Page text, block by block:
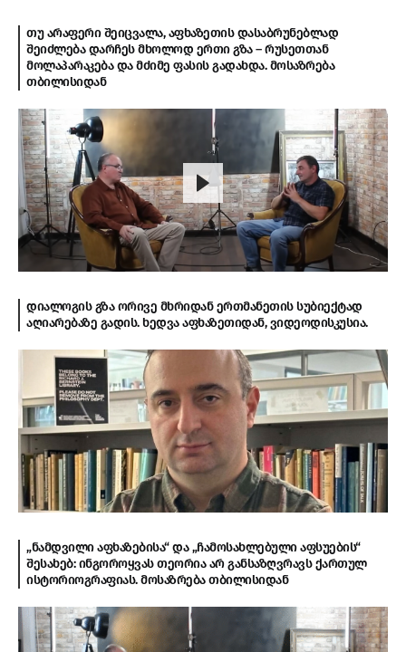
თუ არაფერი შეიცვალა, აფხაზეთის დასაბრუნებლად
შეიძლება დარჩეს მხოლოდ ერთი გზა – რუსეთთან
მოლაპარაკება და მძიმე ფასის გადახდა. მოსაზრება
თბილისიდან
დიალოგის გზა ორივე მხრიდან ერთმანეთის სუბიექტად
აღიარებაზე გადის. ხედვა აფხაზეთიდან, ვიდეოდისკუსია.
„ნამდვილი აფხაზებისა“ და „ჩამოსახლებული აფსუების“
შესახებ: ინგოროყვას თეორია არ განსაზღვრავს ქართულ
ისტორიოგრაფიას. მოსაზრება თბილისიდან